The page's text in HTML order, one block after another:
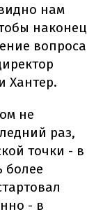
нам
наконец
вопроса
Хантер.
не
раз,
точки - в
более
- в